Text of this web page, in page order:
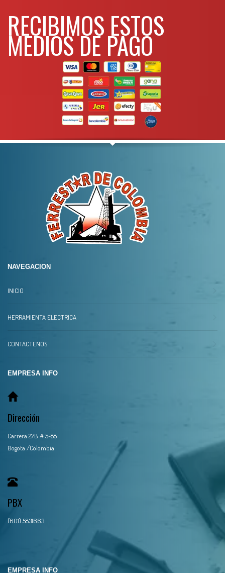
RECIBIMOS ESTOS
MEDIOS DE PAGO
NAVEGACION
INICIO
HERRAMIENTA ELECTRICA
CONTACTENOS
EMPRESA INFO
Dirección
Carrera 27B # 5-88
Bogota /Colombia
PBX
(601) 5831663
EMPRESA INFO